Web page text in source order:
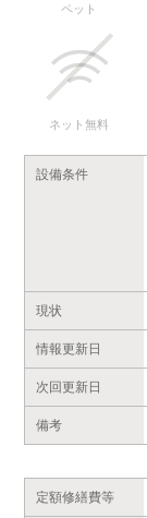
ペット
ネット無料
設備条件
現状
情報更新日
次回更新日
備考
定額修繕費等